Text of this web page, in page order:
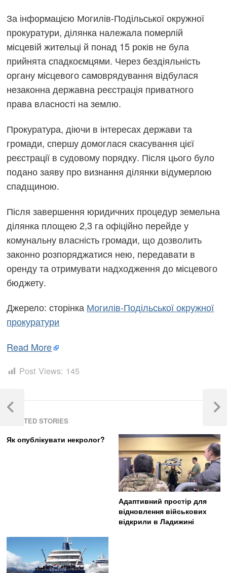
За інформацією Могилів-Подільської окружної
прокуратури, ділянка належала померлій
місцевій жительці й понад 15 років не була
прийнята спадкоємцями. Через бездіяльність
органу місцевого самоврядування відбулася
незаконна державна реєстрація приватного
права власності на землю.
Прокуратура, діючи в інтересах держави та
громади, спершу домоглася скасування цієї
реєстрації в судовому порядку. Після цього було
подано заяву про визнання ділянки відумерлою
спадщиною.
Після завершення юридичних процедур земельна
ділянка площею 2,3 га офіційно перейде у
комунальну власність громади, що дозволить
законно розпоряджатися нею, передавати в
оренду та отримувати надходження до місцевого
бюджету.
Джерело: сторінка Могилів-Подільської окружної
прокуратури
Read More
Post Views: 145
RELATED STORIES
Як опублікувати некролог?
Адаптивний простір для
відновлення військових
відкрили в Ладижині
Навігація
записів
Previous
Next